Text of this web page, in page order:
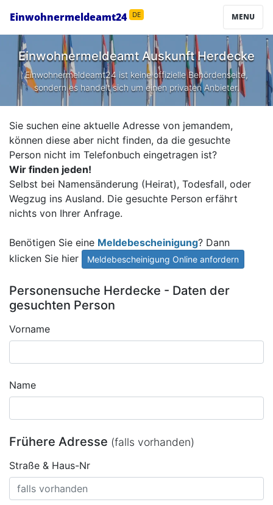
Einwohnermeldeamt24 DE MENU
Einwohnermeldeamt AuskunftHerdecke
Einwohnermeldeamt24 ist keine offizielle Behördenseite,
sondern es handelt sich um einen privaten Anbieter.
Sie suchen eine aktuelle Adresse von jemandem,
können diese aber nicht finden, da die gesuchte
Person nicht im Telefonbuch eingetragen ist?
Wir finden jeden!
Selbst bei Namensänderung (Heirat), Todesfall, oder
Wegzug ins Ausland. Die gesuchte Person erfährt
nichts von Ihrer Anfrage.
Benötigen Sie eine Meldebescheinigung? Dann
klicken Sie hier
Meldebescheinigung Online anfordern
Personensuche Herdecke - Daten der
gesuchten Person
Vorname
Name
Frühere Adresse (falls vorhanden)
Straße & Haus-Nr